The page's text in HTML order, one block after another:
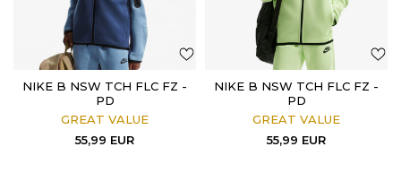
NIKE B NSW TCH FLC FZ -
PD
GREAT VALUE
55,99 EUR
NIKE B NSW TCH FLC FZ -
PD
GREAT VALUE
55,99 EUR